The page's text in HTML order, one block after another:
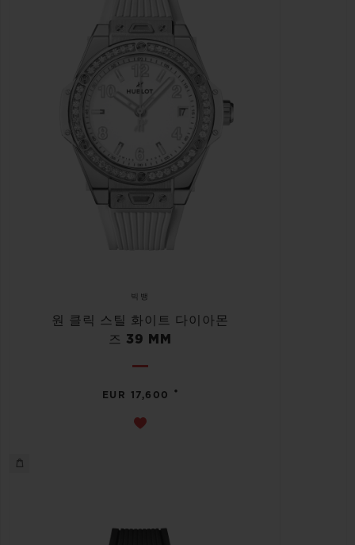
빅뱅
원 클릭 스틸 화이트 다이아몬
즈 39 MM
EUR 17,600 •